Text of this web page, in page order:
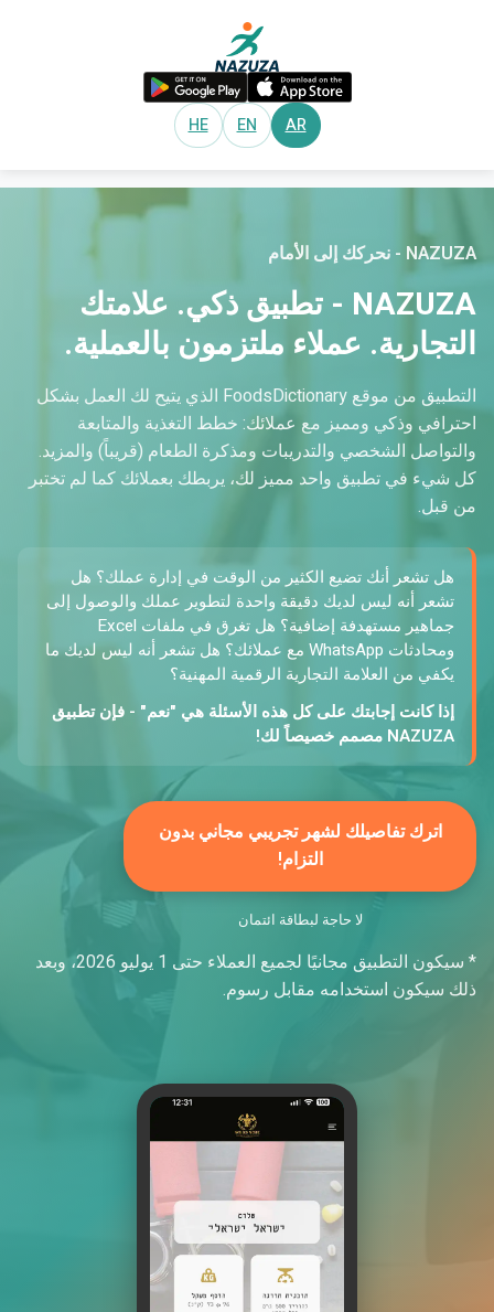
HE EN AR
NAZUZA - نحركك إلى الأمام
NAZUZA - تطبيق ذكي. علامتك
التجارية. عملاء ملتزمون بالعملية.
التطبيق من موقع FoodsDictionary الذي يتيح لك العمل بشكل
احترافي وذكي ومميز مع عملائك: خطط التغذية والمتابعة
والتواصل الشخصي والتدريبات ومذكرة الطعام (قريباً) والمزيد.
كل شيء في تطبيق واحد مميز لك، يربطك بعملائك كما لم تختبر
من قبل.
هل تشعر أنك تضيع الكثير من الوقت في إدارة عملك؟ هل
تشعر أنه ليس لديك دقيقة واحدة لتطوير عملك والوصول إلى
جماهير مستهدفة إضافية؟ هل تغرق في ملفات Excel
ومحادثات WhatsApp مع عملائك؟ هل تشعر أنه ليس لديك ما
يكفي من العلامة التجارية الرقمية المهنية؟
إذا كانت إجابتك على كل هذه الأسئلة هي "نعم" - فإن تطبيق
NAZUZA مصمم خصيصاً لك!
اترك تفاصيلك لشهر تجريبي مجاني بدون
التزام!
لا حاجة لبطاقة ائتمان
* سيكون التطبيق مجانيًا لجميع العملاء حتى 1 يوليو 2026، وبعد
ذلك سيكون استخدامه مقابل رسوم.